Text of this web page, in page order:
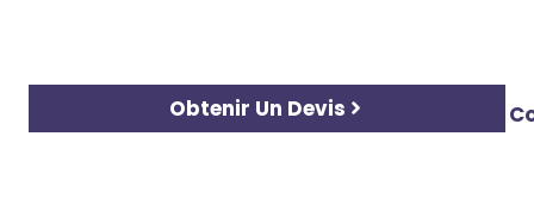
Obtenir Un Devis